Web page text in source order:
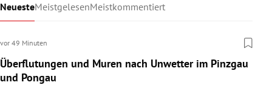
NeuesteMeistgelesenMeistkommentiert
vor 49 Minuten
Überflutungen und Muren nach Unwetter im Pinzgau
und Pongau